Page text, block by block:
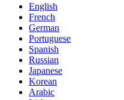
English
French
German
Portuguese
Spanish
Russian
Japanese
Korean
Arabic